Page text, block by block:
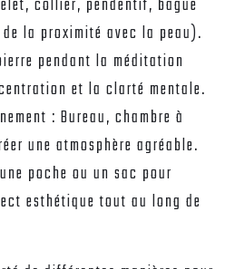
collier, pendentif, bague
la proximité avec la peau).
pendant la méditation
et la clarté mentale.
: Bureau, chambre à
une atmosphère agréable.
poche ou un sac pour
esthétique tout au long de